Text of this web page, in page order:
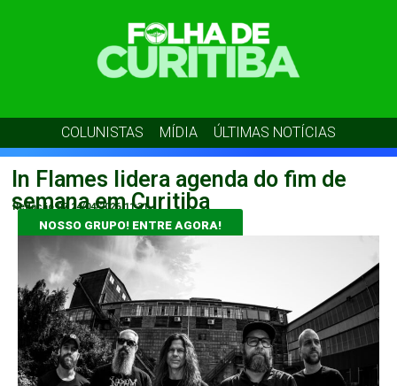
COLUNISTAS MÍDIA ÚLTIMAS NOTÍCIAS
In Flames lidera agenda do fim de
semana em Curitiba
Redação 07 24/04/2026 11:31
NOSSO GRUPO! ENTRE AGORA!